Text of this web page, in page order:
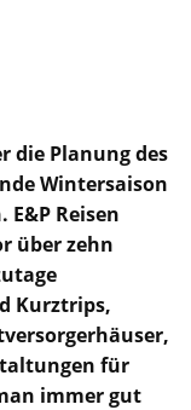
die Planung des
Wintersaison
Reisen
über zehn
Kurztrips,
für
immer gut